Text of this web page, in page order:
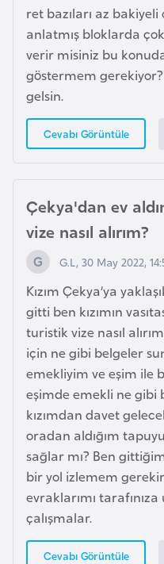
ret bazıları az
anlatmış bloklarda
verir misiniz bu
göstermem
gelsin.
Cevabı Görüntüle
Çekya'dan ev
vize nasıl alırım?
G.L, 30 May 2022,
Kızım Çekya’ya
gitti ben kızımın
turistik vize nasıl
için ne gibi belgeler
emekliyim ve eşim ile
eşimde emekli ne gibi
kızımdan davet
oradan aldığım
sağlar mı? Ben
bir yol izlemem
evraklarımı
çalışmalar.
Cevabı Görüntüle
h
i
l
i
i
n
a
n
d
y
a
F
a
a
G
a